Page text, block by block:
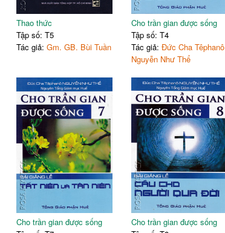
Thao thức
Tập số: T5
Tác giả: Gm. GB. Bùi Tuần
Cho trần gian được sống
Tập số: T4
Tác giả: Đức Cha Têphanô
Nguyễn Như Thể
Cho trần gian được sống
Cho trần gian được sống